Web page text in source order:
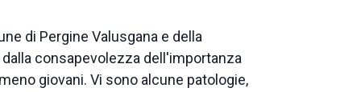
di Pergine Valusgana e della
consapevolezza dell'importanza
giovani. Vi sono alcune patologie,